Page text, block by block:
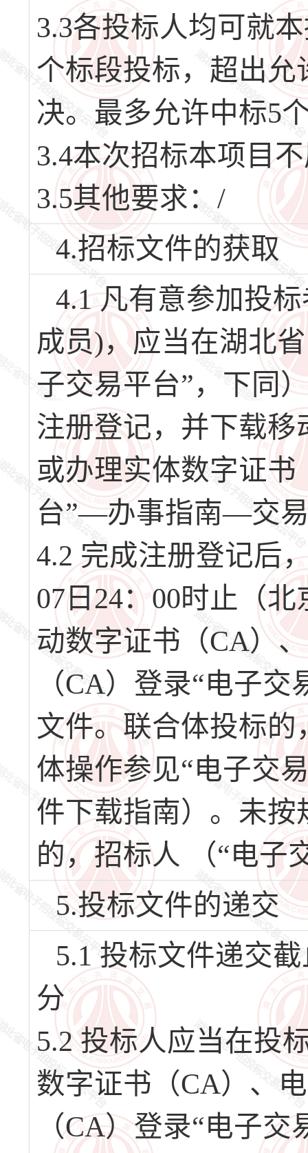
3.3各投标人均可就
个标段投标，超出
决。最多允许中标5
3.4本次招标本项目
3.5其他要求：/
4.招标文件的获取
4.1 凡有意参加投
成员)，应当在湖北
子交易平台”，下同
注册登记，并下载
或办理实体数字证
台”—办事指南—交
4.2 完成注册登记后
07日24：00时止（
动数字证书（CA）
（CA）登录“电子
文件。联合体投标
体操作参见“电子交
件下载指南）。未按
的，招标人 （“电子
5.投标文件的递交
5.1 投标文件递交
分
5.2 投标人应当在投
数字证书（CA）、
（CA）登录“电子